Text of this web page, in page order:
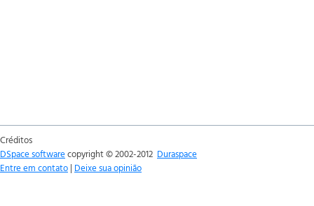
Créditos
DSpace softwarecopyright © 2002-2012 Duraspace
Entre em contato | Deixe sua opinião